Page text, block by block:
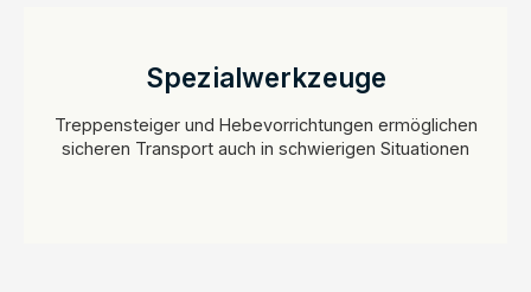
Spezialwerkzeuge
Treppensteiger und Hebevorrichtungen ermöglichen
sicheren Transport auch in schwierigen Situationen